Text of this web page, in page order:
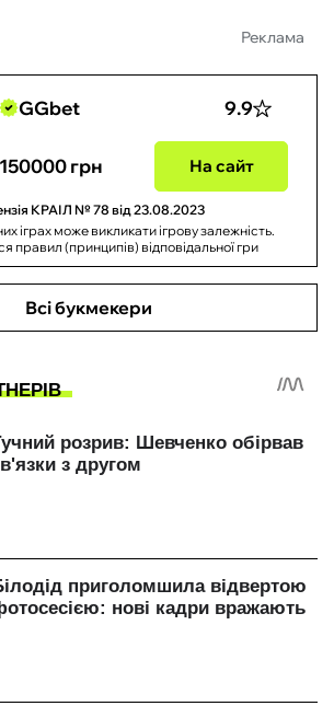
Реклама
GGbet 9.9
150000 грн На сайт
КРАІЛ № 78 від 23.08.2023
іграх може викликати ігрову залежність.
правил (принципів) відповідальної гри
Всі букмекери